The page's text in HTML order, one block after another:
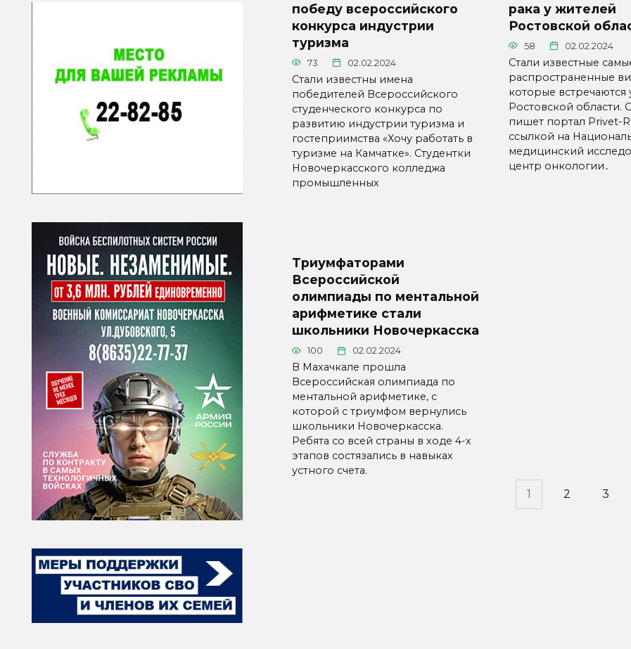
победу всероссийского
конкурса индустрии
туризма
73 02.02.2024
Стали известны имена
победителей Всероссийского
студенческого конкурса по
развитию индустрии туризма и
гостеприимства «Хочу работать в
туризме на Камчатке». Студентки
Новочеркасского колледжа
промышленных
рака у жителей
Ростовской
58 02.02.2024
Стали известные
распространенные
которые встречаются
Ростовской области.
пишет портал Privet-
ссылкой на
медицинский
центр онкологии․
Триумфаторами
Всероссийской
олимпиады по ментальной
арифметике стали
школьники Новочеркасска
100 02.02.2024
В Махачкале прошла
Всероссийская олимпиада по
ментальной арифметике, с
которой с триумфом вернулись
школьники Новочеркасска.
Ребята со всей страны в ходе 4-х
этапов состязались в навыках
устного счета.
1 2 3